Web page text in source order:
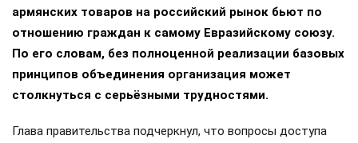
армянских товаров на российский рынок бьют по
отношению граждан к самому Евразийскому союзу.
По его словам, без полноценной реализации базовых
принципов объединения организация может
столкнуться с серьёзными трудностями.
Глава правительства подчеркнул, что вопросы доступа